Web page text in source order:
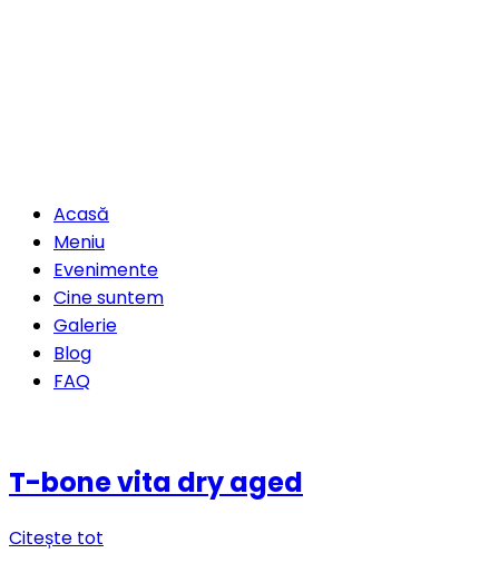
Acasă
Meniu
Evenimente
Cine suntem
Galerie
Blog
FAQ
T-bone vita dry aged
Citește tot